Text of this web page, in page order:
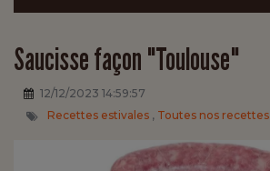
Saucisse façon "Toulouse"
12/12/2023 14:59:57
Recettes estivales , Toutes nos recettes